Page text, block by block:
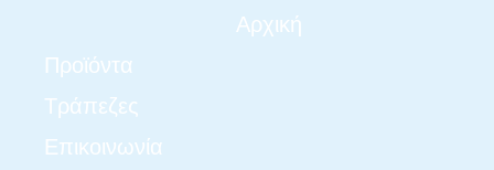
Αρχική
Προϊόντα
Τράπεζες
Επικοινωνία